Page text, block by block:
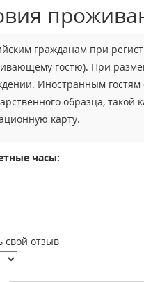
гражданам при
гостю). При
Иностранным гостям
образца,
карту.
часы:
свой отзыв